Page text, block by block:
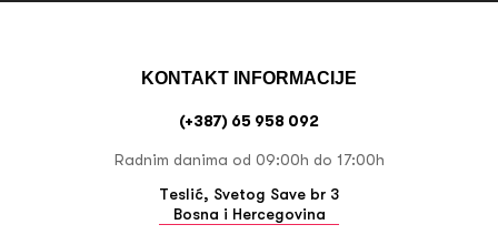
KONTAKT INFORMACIJE
(+387) 65 958 092
Radnim danima od 09:00h do 17:00h
Teslić, Svetog Save br 3
Bosna i Hercegovina